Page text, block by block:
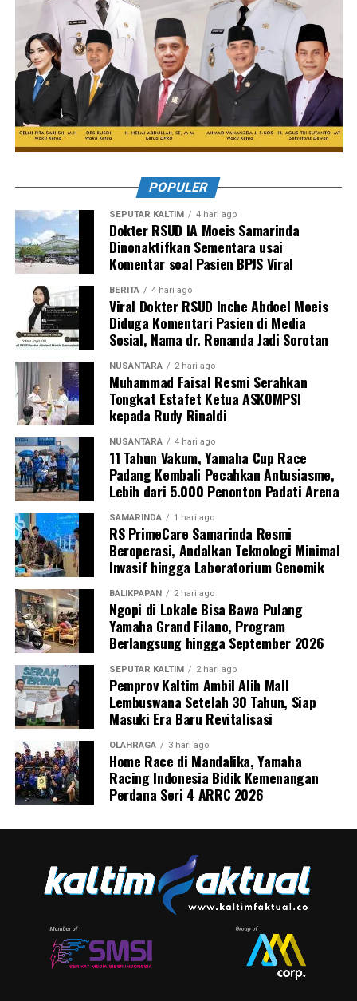
POPULER
SEPUTAR KALTIM 4 hari ago
Dokter RSUD IA Moeis Samarinda
Dinonaktifkan Sementara usai
Komentar soal Pasien BPJS Viral
BERITA 4 hari ago
Viral Dokter RSUD Inche Abdoel Moeis
Diduga Komentari Pasien di Media
Sosial, Nama dr. Renanda Jadi Sorotan
NUSANTARA 2 hari ago
Muhammad Faisal Resmi Serahkan
Tongkat Estafet Ketua ASKOMPSI
kepada Rudy Rinaldi
NUSANTARA 4 hari ago
11 Tahun Vakum, Yamaha Cup Race
Padang Kembali Pecahkan Antusiasme,
Lebih dari 5.000 Penonton Padati Arena
SAMARINDA 1 hari ago
RS PrimeCare Samarinda Resmi
Beroperasi, Andalkan Teknologi Minimal
Invasif hingga Laboratorium Genomik
BALIKPAPAN 2 hari ago
Ngopi di Lokale Bisa Bawa Pulang
Yamaha Grand Filano, Program
Berlangsung hingga September 2026
SEPUTAR KALTIM 2 hari ago
Pemprov Kaltim Ambil Alih Mall
Lembuswana Setelah 30 Tahun, Siap
Masuki Era Baru Revitalisasi
OLAHRAGA 3 hari ago
Home Race di Mandalika, Yamaha
Racing Indonesia Bidik Kemenangan
Perdana Seri 4 ARRC 2026